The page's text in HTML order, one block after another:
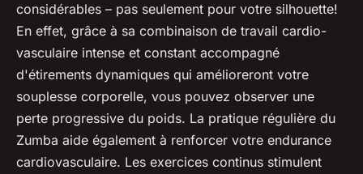
considérables – pas seulement pour votre silhouette!
En effet, grâce à sa combinaison de travail cardio-
vasculaire intense et constant accompagné
d'étirements dynamiques qui amélioreront votre
souplesse corporelle, vous pouvez observer une
perte progressive du poids. La pratique régulière du
Zumba aide également à renforcer votre endurance
cardiovasculaire. Les exercices continus stimulent